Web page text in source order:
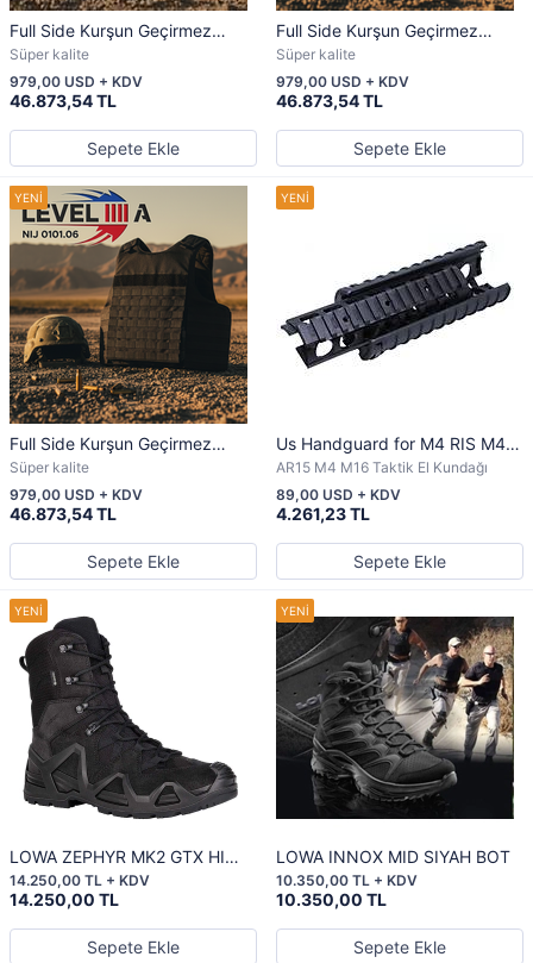
Full Side Kurşun Geçirmez
Yelek | NIJ 0101.06 Uyumlu |
Süper kalite
46.873,54 TL
979,00 USD + KDV
Sepete Ekle
Full Side Kurşun Geçirmez
Yelek | NIJ 0101.06 Uyumlu |
Süper kalite
46.873,54 TL
979,00 USD + KDV
Sepete Ekle
Full Side Kurşun Geçirmez
Yelek | NIJ 0101.06 Uyumlu |
Süper kalite
46.873,54 TL
979,00 USD + KDV
Sepete Ekle
Us Handguard for M4 RIS M4
için
AR15 M4 M16 Taktik El Kundağı
4.261,23 TL
89,00 USD + KDV
Sepete Ekle
LOWA ZEPHYR MK2 GTX HI
SIYAH BOT
14.250,00 TL
14.250,00 TL + KDV
Sepete Ekle
LOWA INNOX MID SIYAH BOT
10.350,00 TL
10.350,00 TL + KDV
Sepete Ekle